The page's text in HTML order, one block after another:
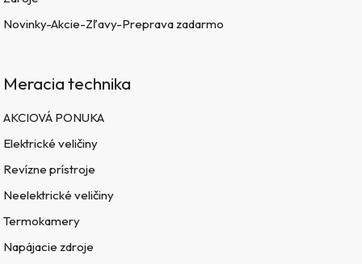
Novinky-Akcie-Zľavy-Preprava zadarmo
Meracia technika
AKCIOVÁ PONUKA
Elektrické veličiny
Revízne prístroje
Neelektrické veličiny
Termokamery
Napájacie zdroje